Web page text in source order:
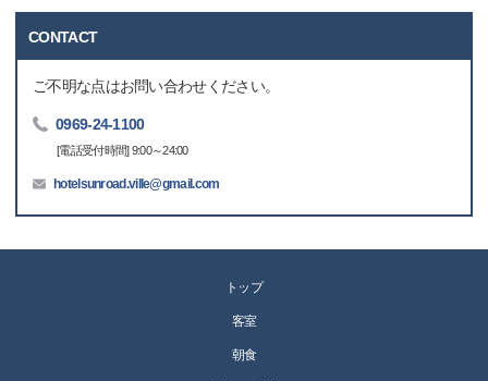
CONTACT
ご不明な点はお問い合わせください。
0969-24-1100
[電話受付時間] 9:00～24:00
hotelsunroad.ville@gmail.com
トップ
客室
朝食